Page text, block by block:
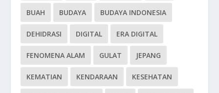
BUAH BUDAYA BUDAYA INDONESIA
DEHIDRASI DIGITAL ERA DIGITAL
FENOMENA ALAM GULAT JEPANG
KEMATIAN KENDARAAN KESEHATAN